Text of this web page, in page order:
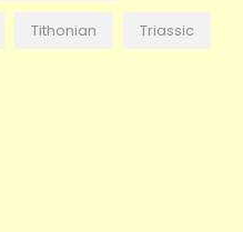
Tithonian Triassic